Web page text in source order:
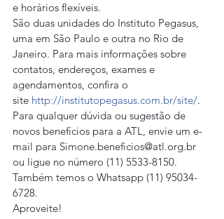
e horários flexíveis.
São duas unidades do Instituto Pegasus,
uma em São Paulo e outra no Rio de
Janeiro. Para mais informações sobre
contatos, endereços, exames e
agendamentos, confira o
site http://institutopegasus.com.br/site/.
Para qualquer dúvida ou sugestão de
novos benefícios para a ATL, envie um e-
mail para Simone.beneficios@atl.org.br
ou ligue no número (11) 5533-8150.
Também temos o Whatsapp (11) 95034-
6728.
Aproveite!